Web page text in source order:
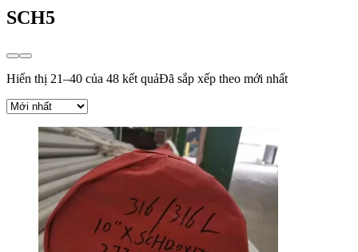
SCH5
Hiển thị 21–40 của 48 kết quảĐã sắp xếp theo mới nhất